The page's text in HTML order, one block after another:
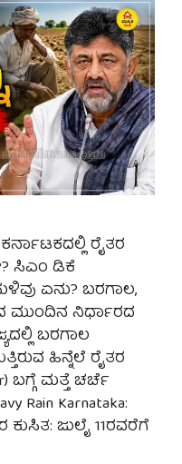
ಕರ್ನಾಟಕದಲ್ಲಿ ರೈತರ
ಸಿಎಂ ಡಿಕೆ
ಏನು? ಬರಗಾಲ,
ಮುಂದಿನ ನಿರ್ಧಾರದ
ಬರಗಾಲ
ಹಿನ್ನೆಲೆ ರೈತರ
ಬಗ್ಗೆ ಮತ್ತೆ ಚರ್ಚೆ
Rain Karnataka:
ಜುಲೈ 11ರವರೆಗೆ